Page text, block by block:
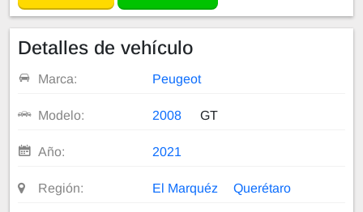
Detalles de vehículo
Marca: Peugeot
Modelo: 2008 GT
Año: 2021
Región: El Marquéz Querétaro